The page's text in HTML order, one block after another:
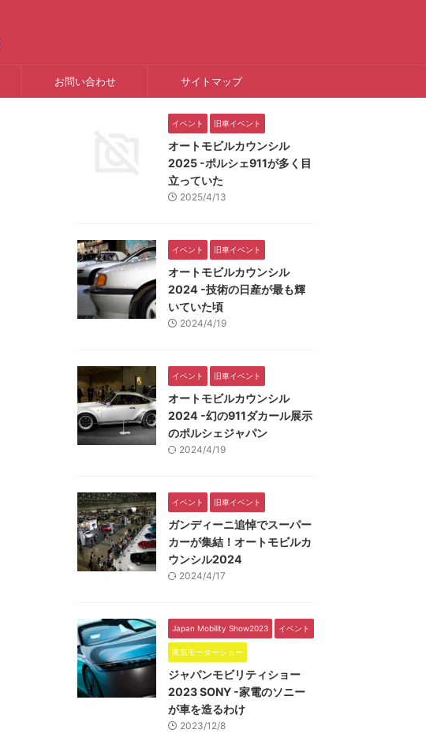
お問い合わせ サイトマップ
イベント 旧車イベント
オートモビルカウンシル
2025 -ポルシェ911が多く目
立っていた
2025/4/13
イベント 旧車イベント
オートモビルカウンシル
2024 -技術の日産が最も輝
いていた頃
2024/4/19
イベント 旧車イベント
オートモビルカウンシル
2024 -幻の911ダカール展示
のポルシェジャパン
2024/4/19
イベント 旧車イベント
ガンディーニ追悼でスーパー
カーが集結！オートモビルカ
ウンシル2024
2024/4/17
Japan Mobility Show2023 イベント
東京モーターショー
ジャパンモビリティショー
2023 SONY -家電のソニー
が車を造るわけ
2023/12/8